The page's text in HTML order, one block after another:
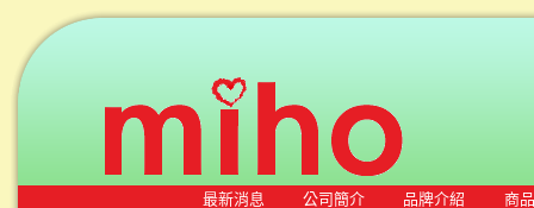
最新消息 公司簡介 品牌介紹 商